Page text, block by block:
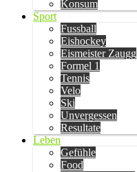
Konsum
Sport
Fussball
Eishockey
Eismeister Zaugg
Formel 1
Tennis
Velo
Ski
Unvergessen
Resultate
Leben
Gefühle
Food